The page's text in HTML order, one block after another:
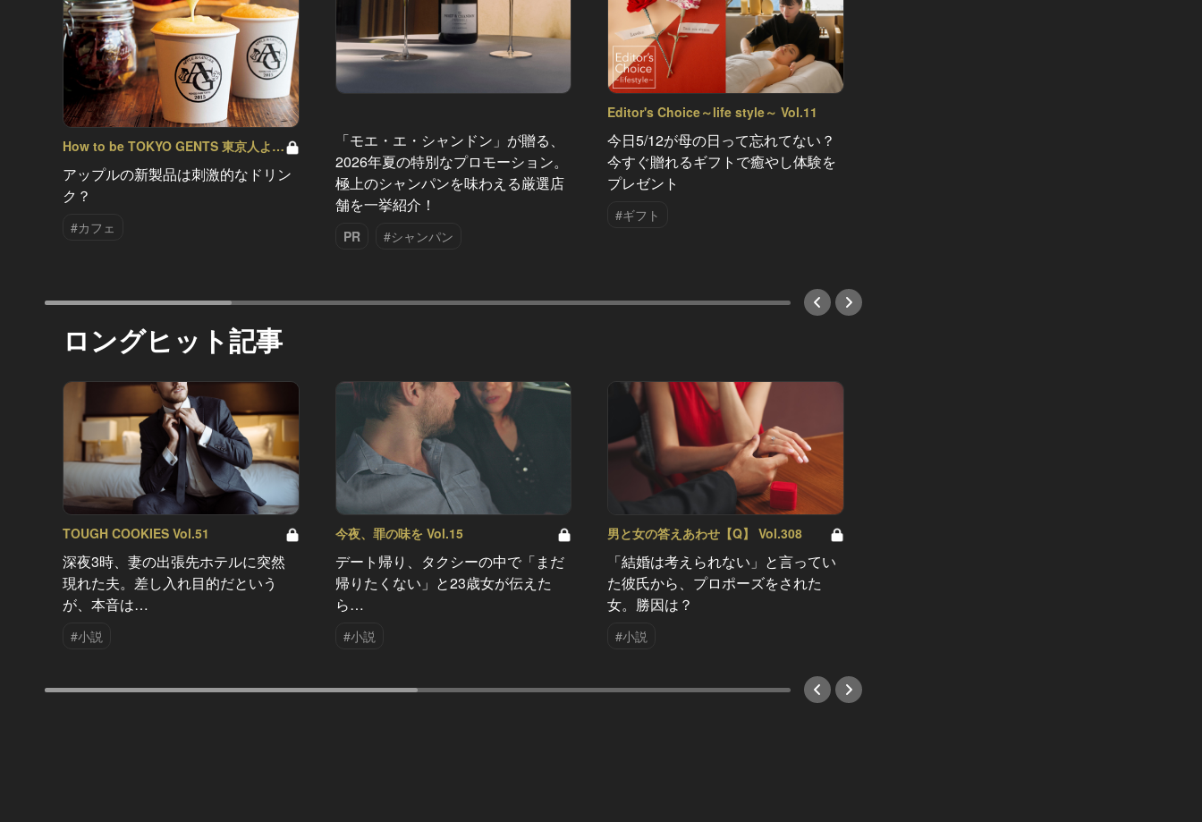
How to be TOKYO GENTS 東京人よ、
紳士たれ！ Vol.10
アップルの新製品は刺激的なドリン
ク？
#カフェ
「モエ・エ・シャンドン」が贈る、
2026年夏の特別なプロモーション。
極上のシャンパンを味わえる厳選店
舗を一挙紹介！
PR #シャンパン
Editor's Choice～life style～ Vol.11
今日5/12が母の日って忘れてない？
今すぐ贈れるギフトで癒やし体験を
プレゼント
#ギフト
ロングヒット記事
TOUGH COOKIES Vol.51
深夜3時、妻の出張先ホテルに突然
現れた夫。差し入れ目的だという
が、本音は…
#小説
今夜、罪の味を Vol.15
デート帰り、タクシーの中で「まだ
帰りたくない」と23歳女が伝えた
ら…
#小説
男と女の答えあわせ【Q】 Vol.308
「結婚は考えられない」と言ってい
た彼氏から、プロポーズをされた
女。勝因は？
#小説